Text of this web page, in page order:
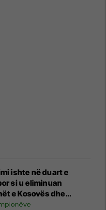
ishte në duart e
si u eliminuan
e Kosovës dhe
për 1.7